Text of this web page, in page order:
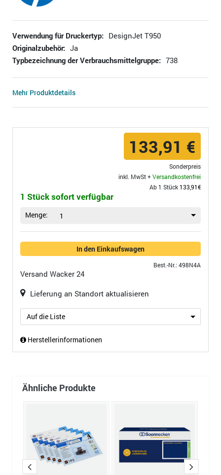
Verwendung für Druckertyp: DesignJet T950
Originalzubehör: Ja
Typbezeichnung der Verbrauchsmittelgruppe: 738
Mehr Produktdetails
133,91 €
Sonderpreis
inkl. MwSt +Versandkostenfrei
Ab 1 Stück 133,91€
1 Stück sofort verfügbar
Menge: 1
In den Einkaufswagen
Best.-Nr.: 498N4A
Versand Wacker 24
Lieferung an Standort aktualisieren
Auf die Liste
Herstellerinformationen
Ähnliche Produkte